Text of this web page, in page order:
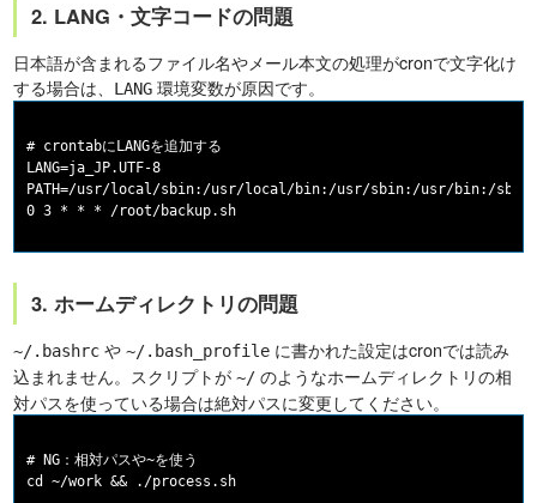
2. LANG・文字コードの問題
日本語が含まれるファイル名やメール本文の処理がcronで文字化け
する場合は、
LANG 環境変数が原因です。
# crontabにLANGを追加する
LANG=ja_JP.UTF-8
PATH=/usr/local/sbin:/usr/local/bin:/usr/sbin:/usr/bin:/
3. ホームディレクトリの問題
~/.bashrc や~/.bash_profile に書かれた設定はcronでは読み
込まれません。スクリプトが~/ のようなホームディレクトリの相
対パスを使っている場合は絶対パスに変更してください。
# NG：相対パスや~を使う
cd ~/work && ./process.sh